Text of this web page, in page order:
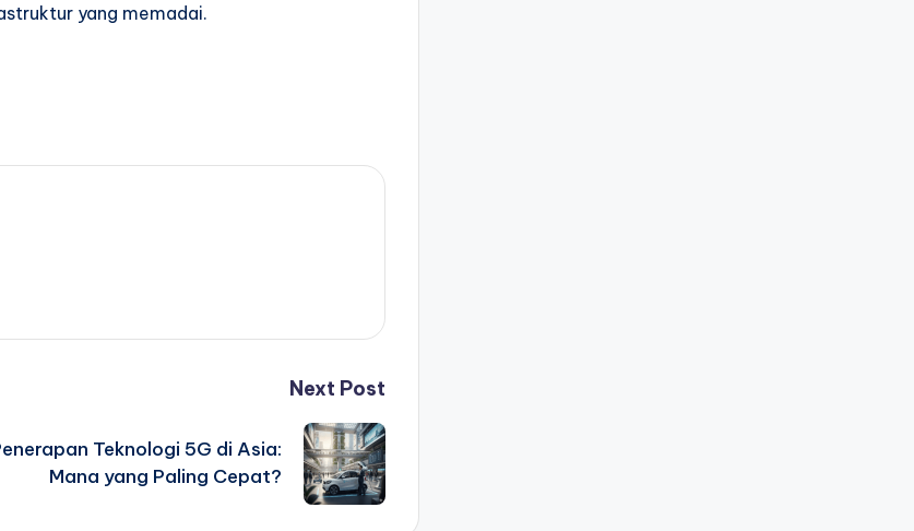
yang memadai.
Next Post
Teknologi 5G di Asia:
Mana yang Paling Cepat?